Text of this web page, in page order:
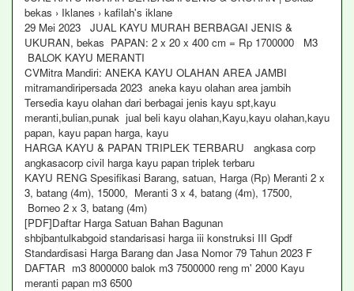
bekas › Iklanes › kafilah's iklane
29 Mei 2023 JUAL KAYU MURAH BERBAGAI JENIS &
UKURAN, bekas PAPAN: 2 x 20 x 400 cm = Rp 1700000 M3
BALOK KAYU MERANTI
CVMitra Mandiri: ANEKA KAYU OLAHAN AREA JAMBI
mitramandiripersada 2023 aneka kayu olahan area jambih
Tersedia kayu olahan dari berbagai jenis kayu spt,kayu
meranti,bulian,punak jual beli kayu olahan,Kayu,kayu olahan,kayu
papan, kayu papan harga, kayu
HARGA KAYU & PAPAN TRIPLEK TERBARU angkasa corp
angkasacorp civil harga kayu papan triplek terbaru
KAYU RENG Spesifikasi Barang, satuan, Harga (Rp) Meranti 2 x
3, batang (4m), 15000, Meranti 3 x 4, batang (4m), 17500,
Borneo 2 x 3, batang (4m)
[PDF]Daftar Harga Satuan Bahan Bagunan
shbjbantulkabgoid standarisasi harga iii konstruksi III Gpdf
Standardisasi Harga Barang dan Jasa Nomor 79 Tahun 2023 F
DAFTAR m3 8000000 balok m3 7500000 reng m' 2000 Kayu
meranti papan m3 6500